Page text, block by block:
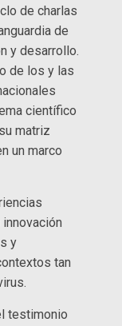
de charlas
de
y desarrollo.
de los y las
científico
matriz
un marco
y
tan
testimonio